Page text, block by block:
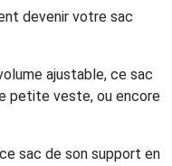
devenir votre sac
ajustable, ce sac
petite veste, ou encore
sac de son support en